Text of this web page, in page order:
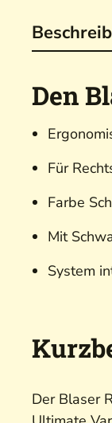
Den
Für
Farbe
Mit
System
Der Blaser